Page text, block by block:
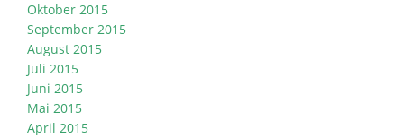
Oktober 2015
September 2015
August 2015
Juli 2015
Juni 2015
Mai 2015
April 2015